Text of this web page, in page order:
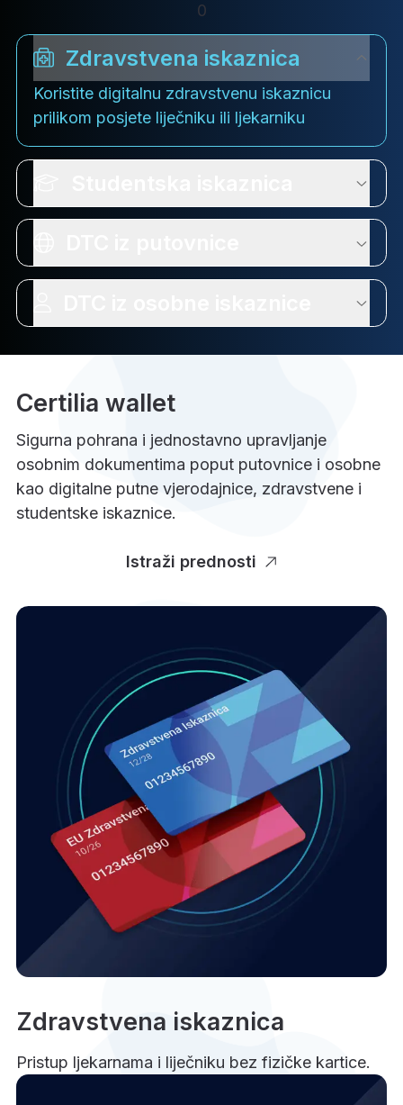
Zdravstvena iskaznica
Koristite digitalnu zdravstvenu iskaznicu
prilikom posjete liječniku ili ljekarniku
0
Certilia wallet
Sigurna pohrana i jednostavno upravljanje
osobnim dokumentima poput putovnice i osobne
kao digitalne putne vjerodajnice, zdravstvene i
studentske iskaznice.
Istraži prednosti
Zdravstvena iskaznica
Pristup ljekarnama i liječniku bez fizičke kartice.